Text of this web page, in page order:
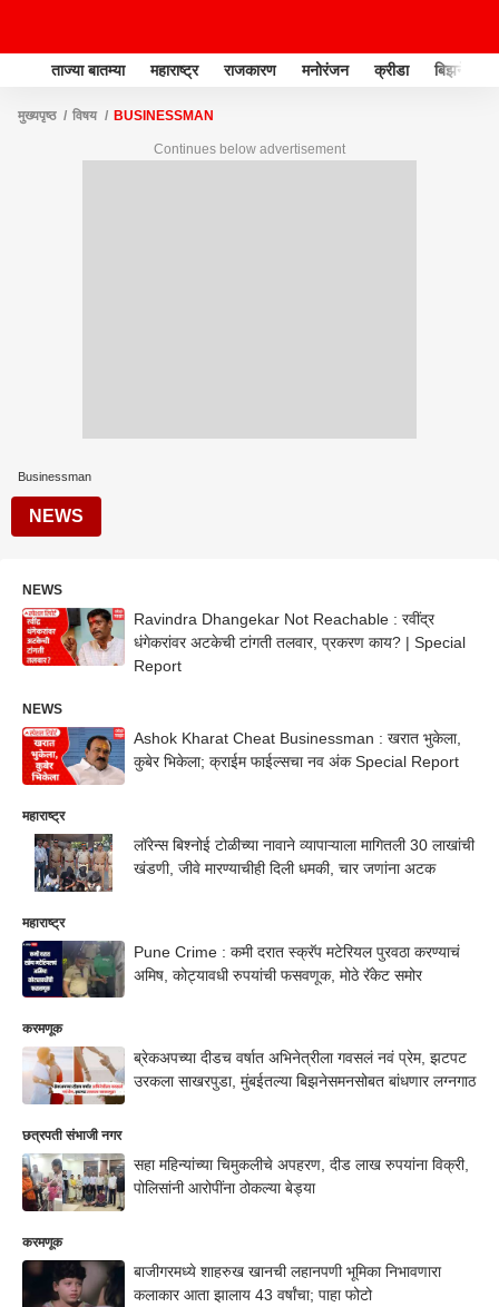
ताज्या बातम्या महाराष्ट्र राजकारण मनोरंजन क्रीडा बिझनेस
मुख्यपृष्ठ विषय BUSINESSMAN
Continues below advertisement
Businessman
NEWS
NEWS
Ravindra Dhangekar Not Reachable : रवींद्र
धंगेकरांवर अटकेची टांगती तलवार, प्रकरण काय? | Special
Report
NEWS
Ashok Kharat Cheat Businessman : खरात भुकेला,
कुबेर भिकेला; क्राईम फाईल्सचा नव अंक Special Report
महाराष्ट्र
लॉरेन्स बिश्नोई टोळीच्या नावाने व्यापाऱ्याला मागितली 30 लाखांची
खंडणी, जीवे मारण्याचीही दिली धमकी, चार जणांना अटक
महाराष्ट्र
Pune Crime : कमी दरात स्क्रॅप मटेरियल पुरवठा करण्याचं
अमिष, कोट्यावधी रुपयांची फसवणूक, मोठे रॅकेट समोर
करमणूक
ब्रेकअपच्या दीडच वर्षात अभिनेत्रीला गवसलं नवं प्रेम, झटपट
उरकला साखरपुडा, मुंबईतल्या बिझनेसमनसोबत बांधणार लग्नगाठ
छत्रपती संभाजी नगर
सहा महिन्यांच्या चिमुकलीचे अपहरण, दीड लाख रुपयांना विक्री,
पोलिसांनी आरोपींना ठोकल्या बेड्या
करमणूक
बाजीगरमध्ये शाहरुख खानची लहानपणी भूमिका निभावणारा
कलाकार आता झालाय 43 वर्षांचा; पाहा फोटो